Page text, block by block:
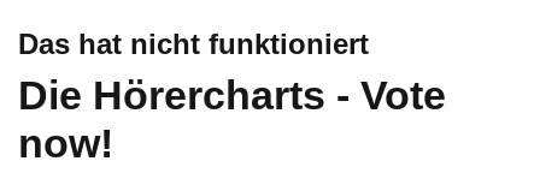
Das hat nicht funktioniert
Die Hörercharts - Vote
now!